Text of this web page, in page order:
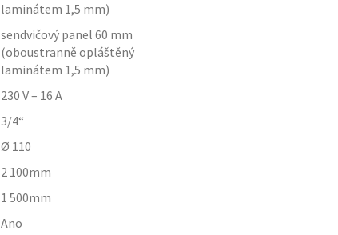
laminátem 1,5 mm)
sendvičový panel 60 mm
(oboustranně opláštěný
laminátem 1,5 mm)
230 V – 16 A
3/4“
Ø 110
2 100mm
1 500mm
Ano